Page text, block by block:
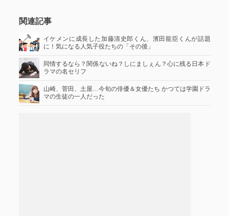
関連記事
イケメンに成長した加藤清史郎くん、濱田龍臣くんが話題
に！気になる人気子役たちの「その後」
同情するなら？関係ないね？しにましぇん？心に残る日本ド
ラマの名セリフ
山崎、菅田、土屋…今旬の俳優＆女優たち かつては学園ドラ
マの生徒の一人だった